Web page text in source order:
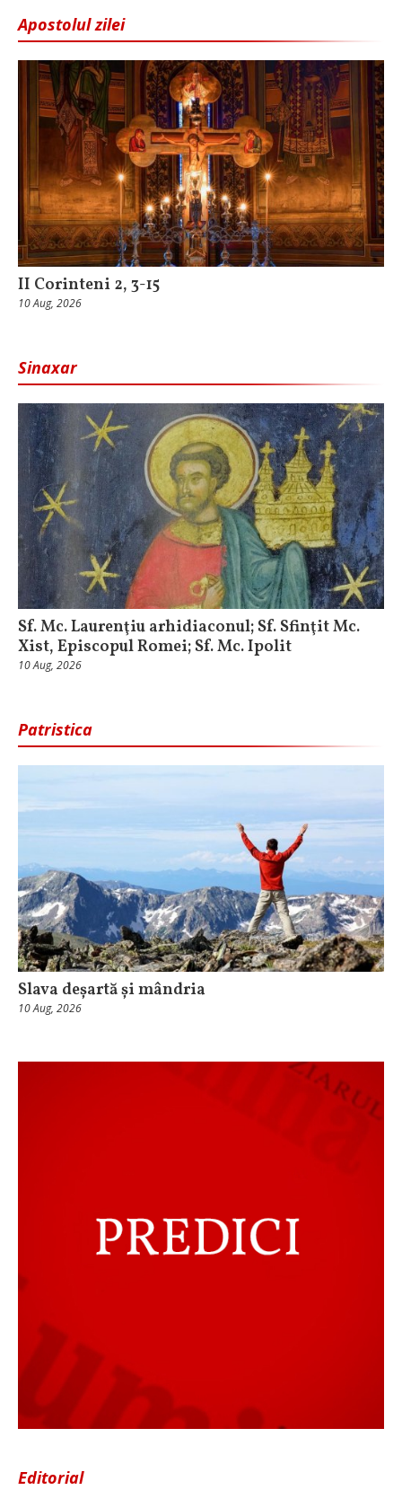
Apostolul zilei
II Corinteni 2, 3-15
10 Aug, 2026
Sinaxar
Sf. Mc. Laurenţiu arhidiaconul; Sf. Sfinţit Mc.
Xist, Episcopul Romei; Sf. Mc. Ipolit
10 Aug, 2026
Patristica
Slava deșartă și mândria
10 Aug, 2026
Editorial